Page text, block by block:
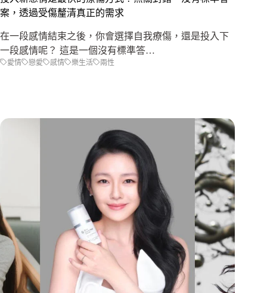
案，透過受傷釐清真正的需求
在一段感情結束之後，你會選擇自我療傷，還是投入下
一段感情呢？ 這是一個沒有標準答…
愛情 戀愛 感情 樂生活 兩性